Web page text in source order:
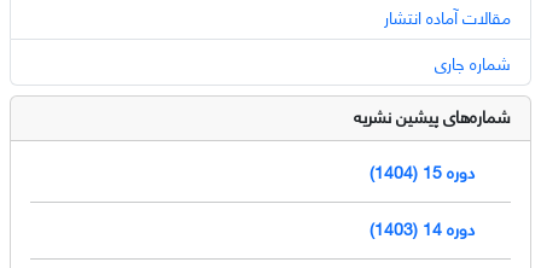
مقالات آماده انتشار
شماره جاری
شماره‌های پیشین نشریه
دوره 15 (1404)
دوره 14 (1403)